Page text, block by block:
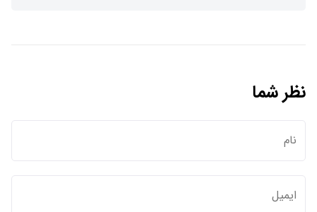
نظر شما